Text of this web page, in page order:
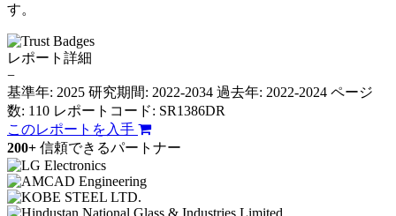
す。
レポート詳細
−
基準年: 2025 研究期間: 2022-2034 過去年: 2022-2024 ページ
数: 110 レポートコード: SR1386DR
このレポートを入手
200+ 信頼できるパートナー